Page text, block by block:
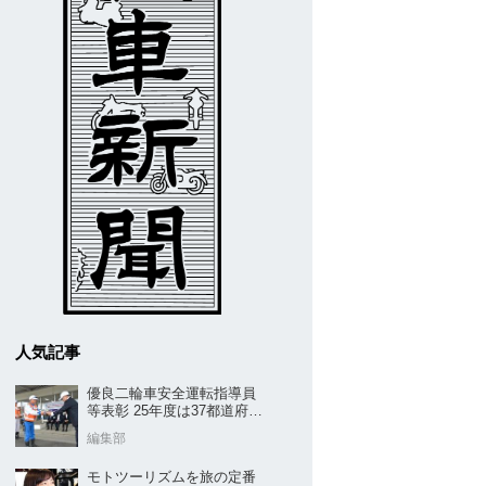
人気記事
優良二輪車安全運転指導員
等表彰 25年度は37都道府県
編集部
モトツーリズムを旅の定番